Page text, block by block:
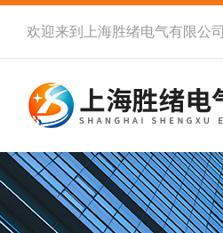
欢迎来到 上海胜绪电气有限公司